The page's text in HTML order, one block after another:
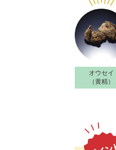
オウセイ
（黄精）